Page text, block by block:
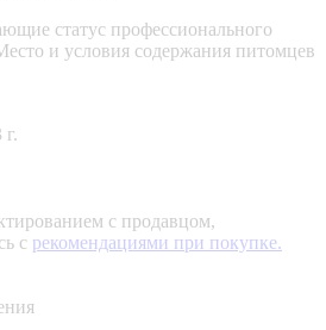
статус профессионального
и условия содержания питомцев
с продавцом,
с рекомендациями при покупке.